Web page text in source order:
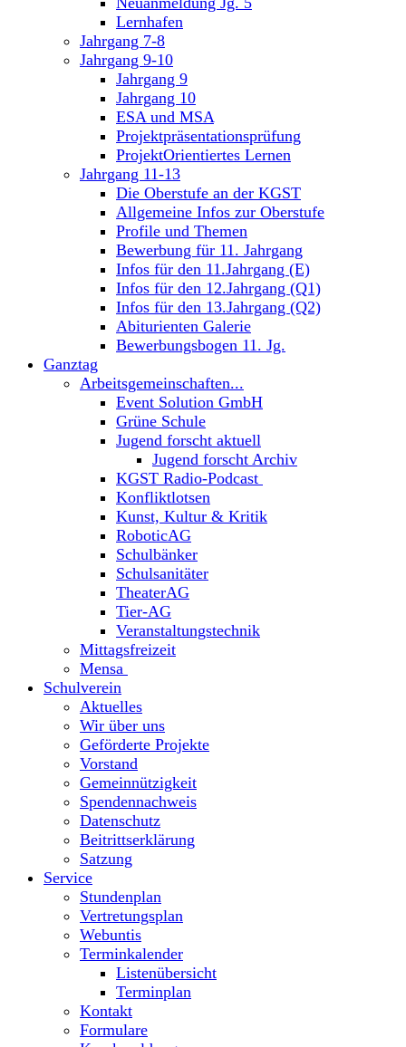
Lernhafen
Jahrgang 7-8
Jahrgang 9-10
Jahrgang 9
Jahrgang 10
ESA und MSA
Projektpräsentationsprüfung
ProjektOrientiertes Lernen
Jahrgang 11-13
Die Oberstufe an der KGST
Allgemeine Infos zur Oberstufe
Profile und Themen
Bewerbung für 11. Jahrgang
Infos für den 11.Jahrgang (E)
Infos für den 12.Jahrgang (Q1)
Infos für den 13.Jahrgang (Q2)
Abiturienten Galerie
Bewerbungsbogen 11. Jg.
Ganztag
Arbeitsgemeinschaften...
Event Solution GmbH
Grüne Schule
Jugend forscht aktuell
Jugend forscht Archiv
KGST Radio-Podcast
Konfliktlotsen
Kunst, Kultur & Kritik
RoboticAG
Schulbänker
Schulsanitäter
TheaterAG
Tier-AG
Veranstaltungstechnik
Mittagsfreizeit
Mensa
Schulverein
Aktuelles
Wir über uns
Geförderte Projekte
Vorstand
Gemeinnützigkeit
Spendennachweis
Datenschutz
Beitrittserklärung
Satzung
Service
Stundenplan
Vertretungsplan
Webuntis
Terminkalender
Listenübersicht
Terminplan
Kontakt
Formulare